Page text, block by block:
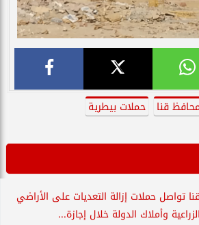
قنا
حملات بيطرية
قنا تواصل حملات إزالة التعديات على الأراضي
الزراعية وأملاك الدولة خلال إجازة...